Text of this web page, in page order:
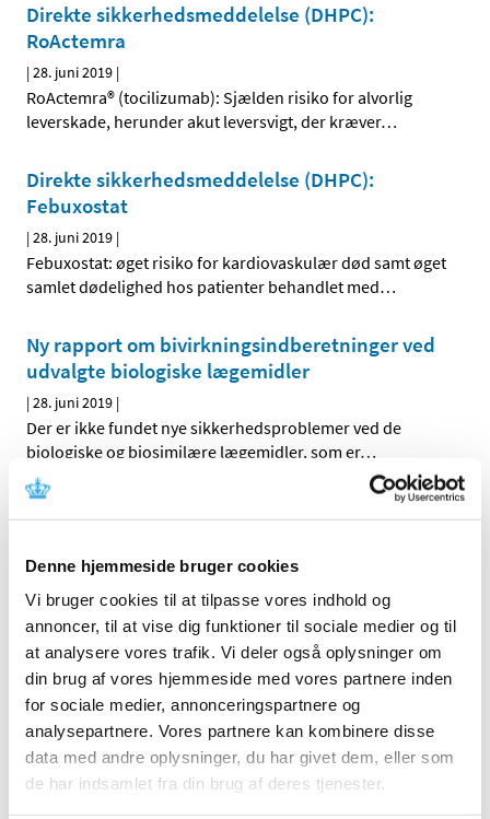
Denne hjemmeside bruger cookies
Vi bruger cookies til at tilpasse vores indhold og
annoncer, til at vise dig funktioner til sociale medier og til
at analysere vores trafik. Vi deler også oplysninger om
din brug af vores hjemmeside med vores partnere inden
for sociale medier, annonceringspartnere og
analysepartnere. Vores partnere kan kombinere disse
data med andre oplysninger, du har givet dem, eller som
de har indsamlet fra din brug af deres tjenester.
Direkte sikkerhedsmeddelelse (DHPC):
RoActemra
|28. juni 2019 |
RoActemra® (tocilizumab): Sjælden risiko for alvorlig
leverskade, herunder akut leversvigt, der kræver…
Direkte sikkerhedsmeddelelse (DHPC):
Febuxostat
|28. juni 2019 |
Febuxostat: øget risiko for kardiovaskulær død samt øget
samlet dødelighed hos patienter behandlet med…
Ny rapport om bivirkningsindberetninger ved
udvalgte biologiske lægemidler
|28. juni 2019 |
Der er ikke fundet nye sikkerhedsproblemer ved de
biologiske og biosimilære lægemidler, som er…
|21. juni 2019|
Domperidon (Motilium® og Domperidon “Alternova”):
Fjernelse af doseringsoplysninger for pædiatriske …
Alle (130)
TID
2026 (7)
2025 (11)